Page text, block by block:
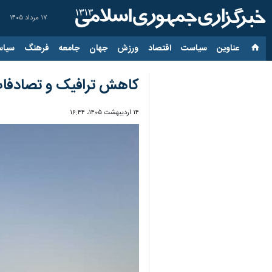
۱۷ مرداد ۱۴۰۵
عناوین‌ سیاست اقتصاد ورزش جهان جامعه فرهنگ
کاهش ترافیک و
۱۴ اردیبهشت ۱۴۰۵، ۱۶:۴۴